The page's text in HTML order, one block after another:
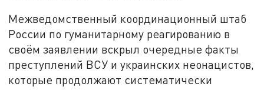
Межведомственный координационный штаб
России по гуманитарному реагированию в
своём заявлении вскрыл очередные факты
преступлений ВСУ и украинских неонацистов,
которые продолжают систематически